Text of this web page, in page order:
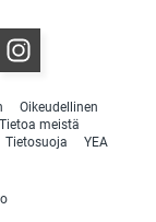
Oikeudellinen
Tietoa meistä
Tietosuoja
YEA